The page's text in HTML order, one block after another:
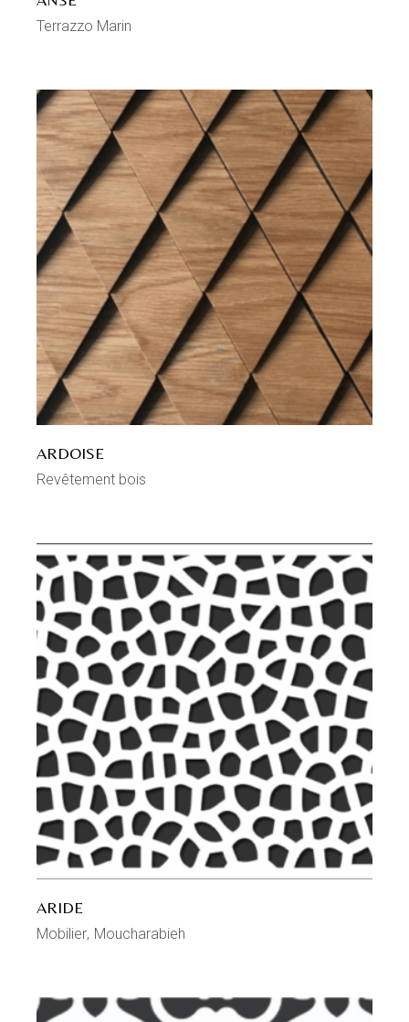
Terrazzo Marin
ARDOISE
Revêtement bois
ARIDE
Mobilier Moucharabieh